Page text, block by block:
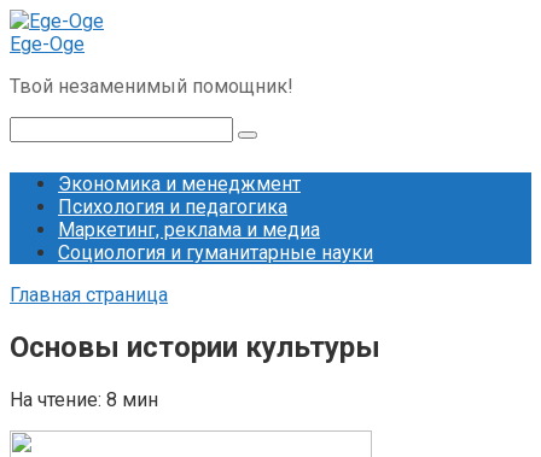
Перейти
к
Ege-Oge
Твой незаменимый помощник!
Экономика и менеджмент
Психология и педагогика
Маркетинг, реклама и медиа
Социология и гуманитарные науки
Главная страница
Основы истории культуры
На чтение: 8 мин